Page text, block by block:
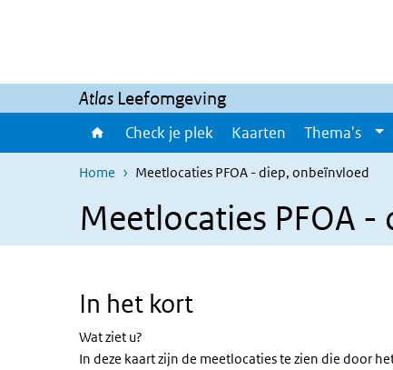
Atlas Leefomgeving
Check je plek Kaarten Thema's
Home Meetlocaties PFOA - diep, onbeïnvloed
Meetlocaties PFOA
In het kort
Wat ziet u?
In deze kaart zijn de meetlocaties te zien die door